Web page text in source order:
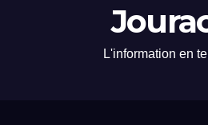
L'information en